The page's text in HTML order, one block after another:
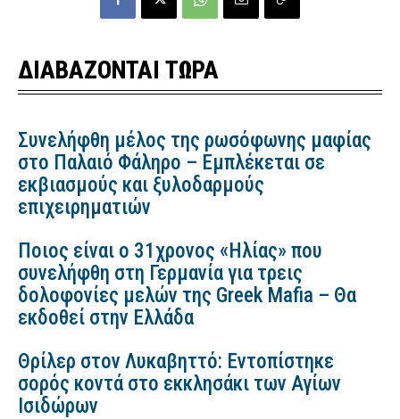
ΔΙΑΒΑΖΟΝΤΑΙ ΤΩΡΑ
Συνελήφθη μέλος της ρωσόφωνης μαφίας
στο Παλαιό Φάληρο – Εμπλέκεται σε
εκβιασμούς και ξυλοδαρμούς
επιχειρηματιών
Ποιος είναι ο 31χρονος «Ηλίας» που
συνελήφθη στη Γερμανία για τρεις
δολοφονίες μελών της Greek Mafia – Θα
εκδοθεί στην Ελλάδα
Θρίλερ στον Λυκαβηττό: Εντοπίστηκε
σορός κοντά στο εκκλησάκι των Αγίων
Ισιδώρων